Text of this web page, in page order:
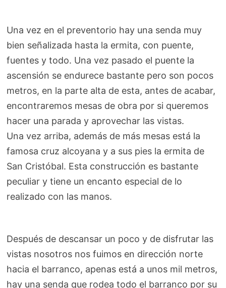
Una vez en el preventorio hay una senda muy
bien señalizada hasta la ermita, con puente,
fuentes y todo. Una vez pasado el puente la
ascensión se endurece bastante pero son pocos
metros, en la parte alta de esta, antes de acabar,
encontraremos mesas de obra por si queremos
hacer una parada y aprovechar las vistas.
Una vez arriba, además de más mesas está la
famosa cruz alcoyana y a sus pies la ermita de
San Cristóbal. Esta construcción es bastante
peculiar y tiene un encanto especial de lo
realizado con las manos.
Después de descansar un poco y de disfrutar las
vistas nosotros nos fuimos en dirección norte
hacia el barranco, apenas está a unos mil metros,
hay una senda que rodea todo el barranco por su